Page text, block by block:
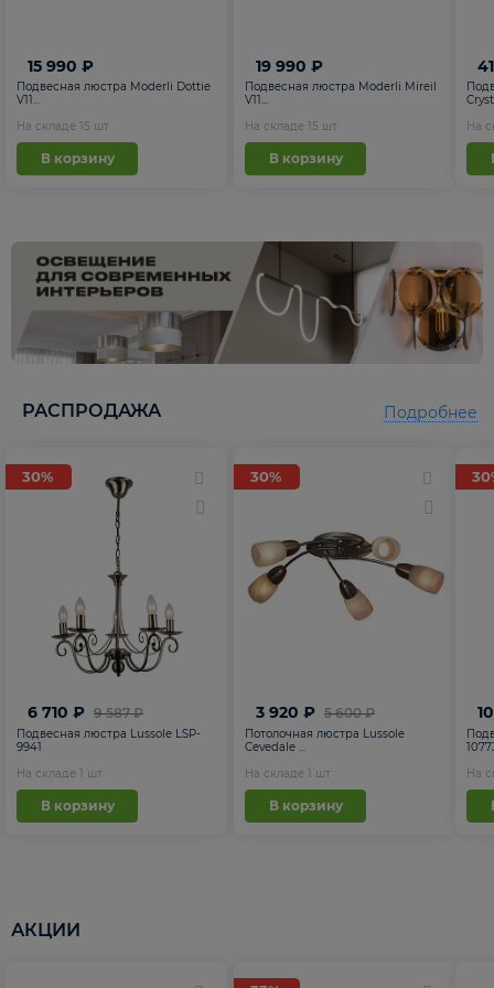
15 990 ₽
Подвесная люстра Moderli Dottie
V11...
На складе 15 шт
В корзину
19 990 ₽
Подвесная люстра Moderli Mireil
V11...
На складе 15 шт
В корзину
На
РАСПРОДАЖА
30%
9 587 ₽
6 710 ₽
Подвесная люстра Lussole LSP-
9941
На складе 1 шт
В корзину
30%
5 600 ₽
3 920 ₽
Потолочная люстра Lussole
Cevedale ...
На складе 1 шт
В корзину
На
Подробнее
АКЦИИ